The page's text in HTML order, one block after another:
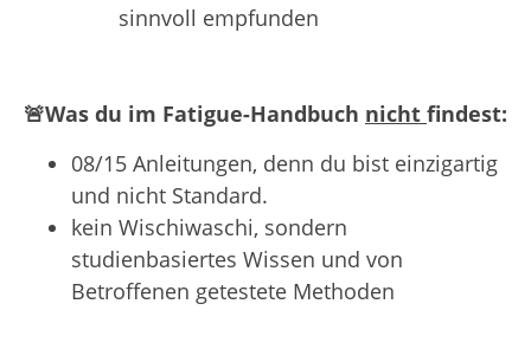
sinnvoll empfunden
🚨Was du im Fatigue-Handbuch nicht findest:
08/15 Anleitungen, denn du bist einzigartig
und nicht Standard.
kein Wischiwaschi, sondern
studienbasiertes Wissen und von
Betroffenen getestete Methoden